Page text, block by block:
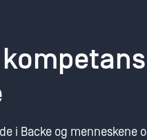
i Backe og menneskene